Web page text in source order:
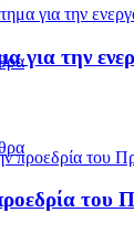
για την